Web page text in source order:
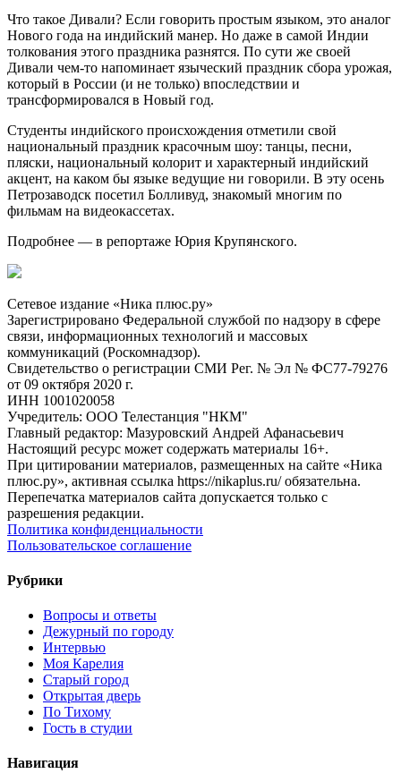
Что такое Дивали? Если говорить простым языком, это аналог
Нового года на индийский манер. Но даже в самой Индии
толкования этого праздника разнятся. По сути же своей
Дивали чем-то напоминает языческий праздник сбора урожая,
который в России (и не только) впоследствии и
трансформировался в Новый год.
Студенты индийского происхождения отметили свой
национальный праздник красочным шоу: танцы, песни,
пляски, национальный колорит и характерный индийский
акцент, на каком бы языке ведущие ни говорили. В эту осень
Петрозаводск посетил Болливуд, знакомый многим по
фильмам на видеокассетах.
Подробнее — в репортаже Юрия Крупянского.
Сетевое издание «Ника плюс.ру»
Зарегистрировано Федеральной службой по надзору в сфере
связи, информационных технологий и массовых
коммуникаций (Роскомнадзор).
Свидетельство о регистрации СМИ Рег. № Эл № ФС77-79276
от 09 октября 2020 г.
ИНН 1001020058
Учредитель: ООО Телестанция "НКМ"
Главный редактор: Мазуровский Андрей Афанасьевич
Настоящий ресурс может содержать материалы 16+.
При цитировании материалов, размещенных на сайте «Ника
плюс.ру», активная ссылка https://nikaplus.ru/ обязательна.
Перепечатка материалов сайта допускается только с
разрешения редакции.
Политика конфиденциальности
Пользовательское соглашение
Рубрики
Вопросы и ответы
Дежурный по городу
Интервью
Моя Карелия
Старый город
Открытая дверь
По Тихому
Гость в студии
Навигация